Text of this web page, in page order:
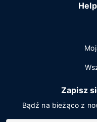
Zapisz
Bądź na bieżąco z